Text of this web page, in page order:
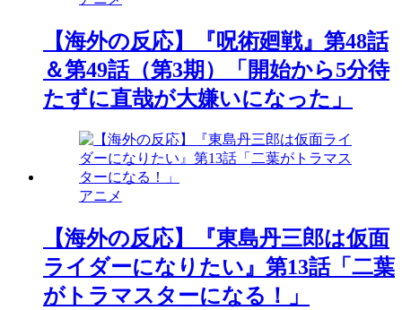
【海外の反応】『呪術廻戦』第48話
＆第49話（第3期）「開始から5分待
たずに直哉が大嫌いになった」
アニメ
【海外の反応】『東島丹三郎は仮面
ライダーになりたい』第13話「二葉
がトラマスターになる！」